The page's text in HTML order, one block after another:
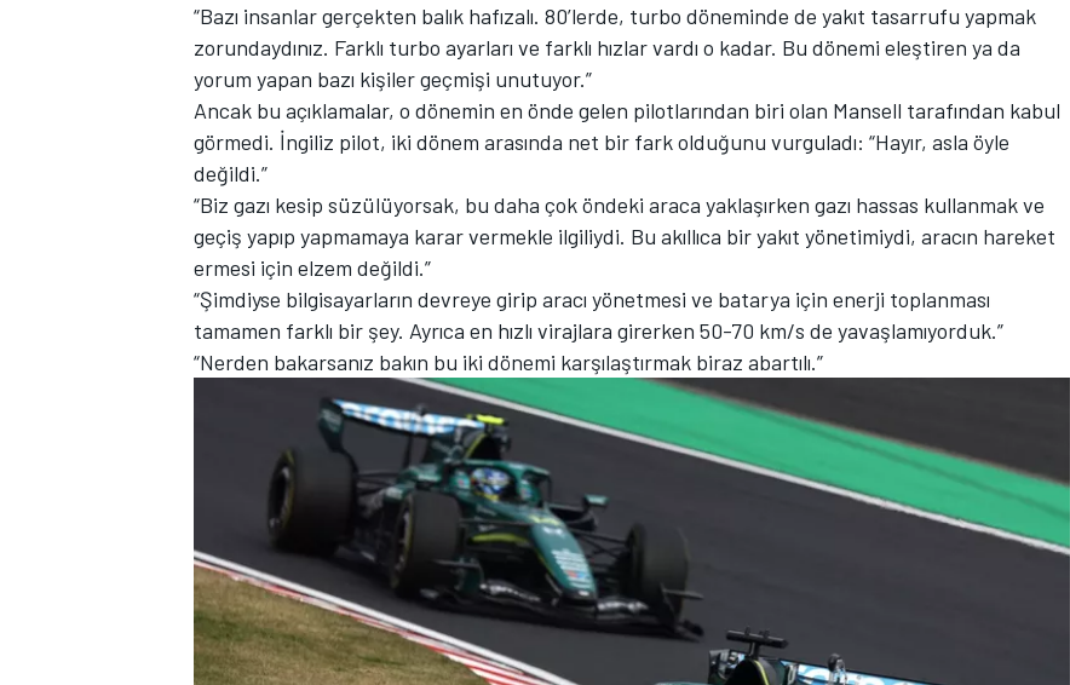
MOTOSİKLET
“Bazı insanlar gerçekten balık hafızalı. 80’lerde, turbo döneminde de yakıt tasarrufu yapmak
zorundaydınız. Farklı turbo ayarları ve farklı hızlar vardı o kadar. Bu dönemi eleştiren ya da
yorum yapan bazı kişiler geçmişi unutuyor.”
Ancak bu açıklamalar, o dönemin en önde gelen pilotlarından biri olan Mansell tarafından kabul
görmedi. İngiliz pilot, iki dönem arasında net bir fark olduğunu vurguladı: “Hayır, asla öyle
değildi.”
“Biz gazı kesip süzülüyorsak, bu daha çok öndeki araca yaklaşırken gazı hassas kullanmak ve
geçiş yapıp yapmamaya karar vermekle ilgiliydi. Bu akıllıca bir yakıt yönetimiydi, aracın hareket
ermesi için elzem değildi.”
“Şimdiyse bilgisayarların devreye girip aracı yönetmesi ve batarya için enerji toplanması
tamamen farklı bir şey. Ayrıca en hızlı virajlara girerken 50-70 km/s de yavaşlamıyorduk.”
“Nerden bakarsanız bakın bu iki dönemi karşılaştırmak biraz abartılı.”